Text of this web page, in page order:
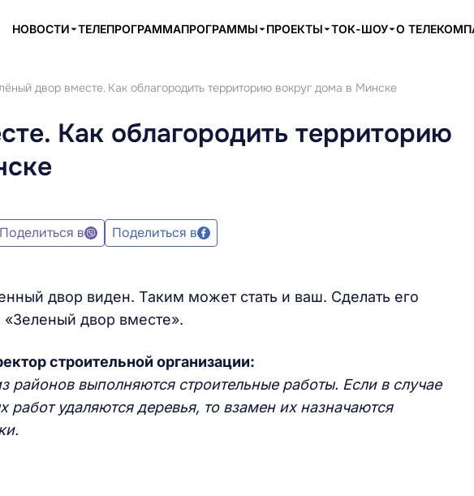
НОВОСТИ ТЕЛЕПРОГРАММАПРОГРАММЫ ПРОЕКТЫ ТОК-ШОУ О
двор вместе. Как облагородить территорию вокруг дома в Минске
Как облагородить территорию
Поделиться в Поделиться в
двор виден. Таким может стать и ваш. Сделать его
двор вместе».
строительной организации:
районов выполняются строительные работы. Если в случае
работ удаляются деревья, то взамен их назначаются